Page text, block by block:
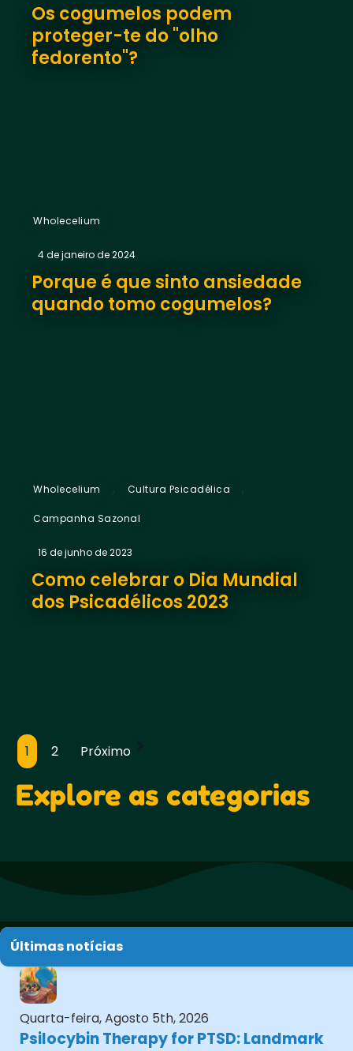
Os cogumelos podem
proteger-te do "olho
fedorento"?
Wholecelium
4 de janeiro de 2024
Porque é que sinto ansiedade
quando tomo cogumelos?
Wholecelium , Cultura Psicadélica ,
Campanha Sazonal
16 de junho de 2023
Como celebrar o Dia Mundial
dos Psicadélicos 2023
Paginação
de
1 2 Próximo
Explore as categorias
Últimas notícias
Quarta-feira, Agosto 5th, 2026
Psilocybin Therapy for PTSD: Landmark